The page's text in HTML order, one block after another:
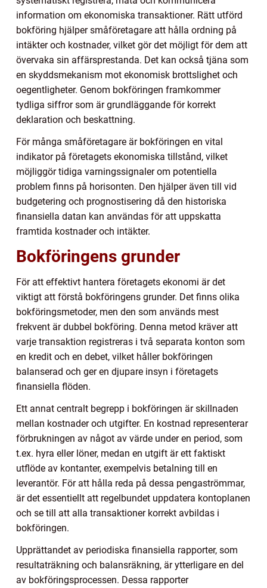
information om ekonomiska transaktioner. Rätt utförd
bokföring hjälper småföretagare att hålla ordning på
intäkter och kostnader, vilket gör det möjligt för dem att
övervaka sin affärsprestanda. Det kan också tjäna som
en skyddsmekanism mot ekonomisk brottslighet och
oegentligheter. Genom bokföringen framkommer
tydliga siffror som är grundläggande för korrekt
deklaration och beskattning.
För många småföretagare är bokföringen en vital
indikator på företagets ekonomiska tillstånd, vilket
möjliggör tidiga varningssignaler om potentiella
problem finns på horisonten. Den hjälper även till vid
budgetering och prognostisering då den historiska
finansiella datan kan användas för att uppskatta
framtida kostnader och intäkter.
Bokföringens grunder
För att effektivt hantera företagets ekonomi är det
viktigt att förstå bokföringens grunder. Det finns olika
bokföringsmetoder, men den som används mest
frekvent är dubbel bokföring. Denna metod kräver att
varje transaktion registreras i två separata konton som
en kredit och en debet, vilket håller bokföringen
balanserad och ger en djupare insyn i företagets
finansiella flöden.
Ett annat centralt begrepp i bokföringen är skillnaden
mellan kostnader och utgifter. En kostnad representerar
förbrukningen av något av värde under en period, som
t.ex. hyra eller löner, medan en utgift är ett faktiskt
utflöde av kontanter, exempelvis betalning till en
leverantör. För att hålla reda på dessa pengaströmmar,
är det essentiellt att regelbundet uppdatera kontoplanen
och se till att alla transaktioner korrekt avbildas i
bokföringen.
Upprättandet av periodiska finansiella rapporter, som
resultaträkning och balansräkning, är ytterligare en del
av bokföringsprocessen. Dessa rapporter